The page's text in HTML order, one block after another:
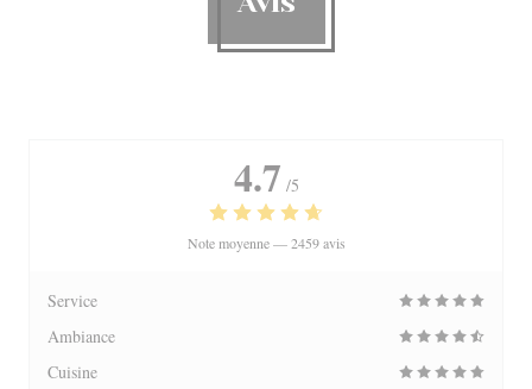
4.7 /5
Note moyenne —2459 avis
Service
Ambiance
Cuisine